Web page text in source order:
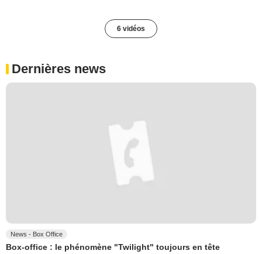
6 vidéos
Dernières news
News - Box Office
Box-office : le phénomène "Twilight" toujours en tête